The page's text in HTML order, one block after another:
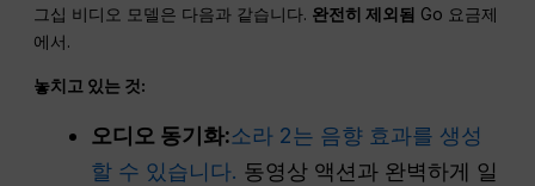
그십 비디오 모델은 다음과 같습니다. 완전히 제외됨 Go 요금제
에서.
놓치고 있는 것:
오디오 동기화:소라 2는 음향 효과를 생성
할 수 있습니다. 동영상 액션과 완벽하게 일